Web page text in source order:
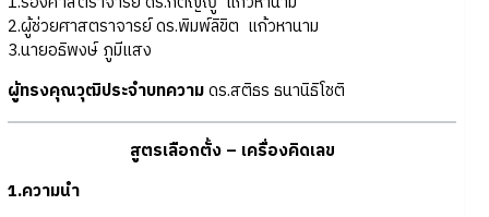
2.ผู้ช่วยศาสตราจารย์ ดร.พิมพ์ลิขิต แก้วหานาม
3.นายอธิพงษ์ ภูมีแสง
ผู้ทรงคุณวุฒิประจำบทความดร.สติธร ธนานิธิโชติ
สูตรเลือกตั้ง – เครื่องคิดเลข
1.ความนำ